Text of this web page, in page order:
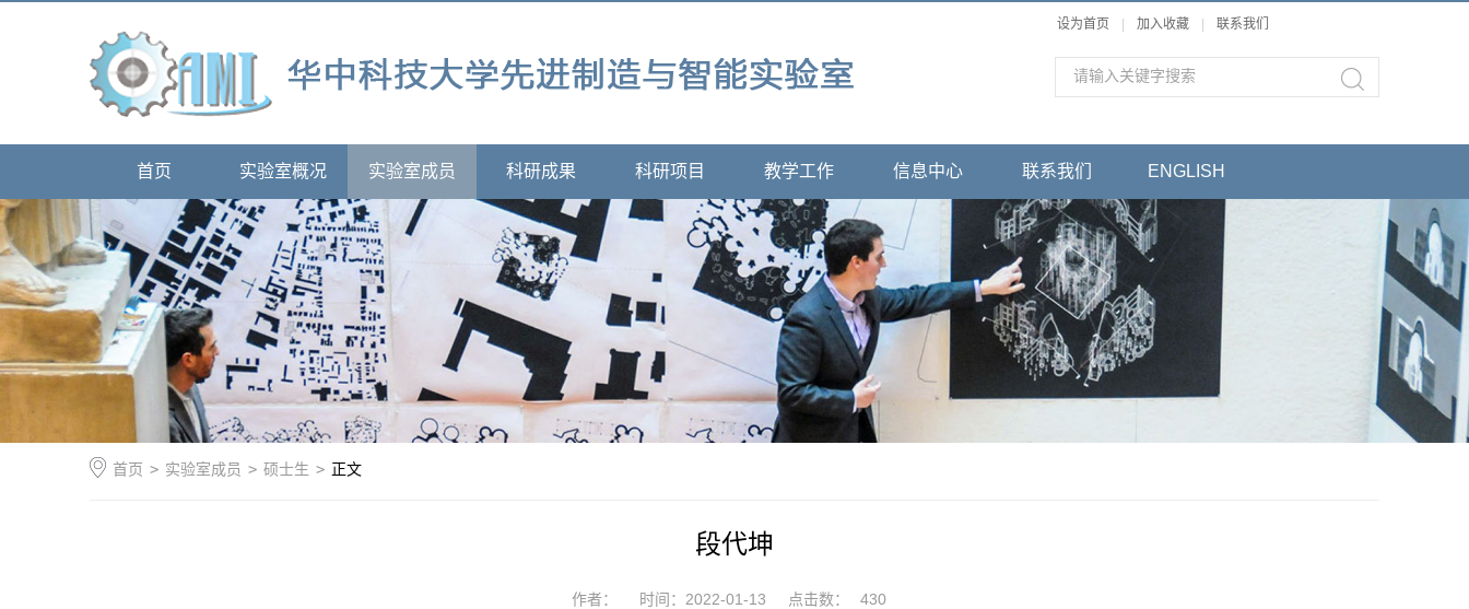
设为首页 加入收藏 联系我们
首页 实验室概况 实验室成员 科研成果 科研项目 教学工作 信息中心 联系我们 ENGLISH
首页 > 实验室成员 > 硕士生 > 正文
段代坤
作者： 时间：2022-01-13 点击数： 430